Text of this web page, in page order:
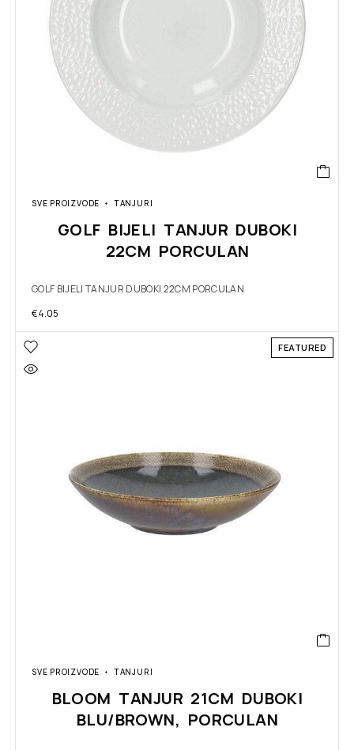
SVE PROIZVODE TANJURI
GOLF BIJELI TANJUR DUBOKI
22CM PORCULAN
GOLF BIJELI TANJUR DUBOKI 22CM PORCULAN
€4.05
FEATURED
SVE PROIZVODE TANJURI
BLOOM TANJUR 21CM DUBOKI
BLU/BROWN, PORCULAN